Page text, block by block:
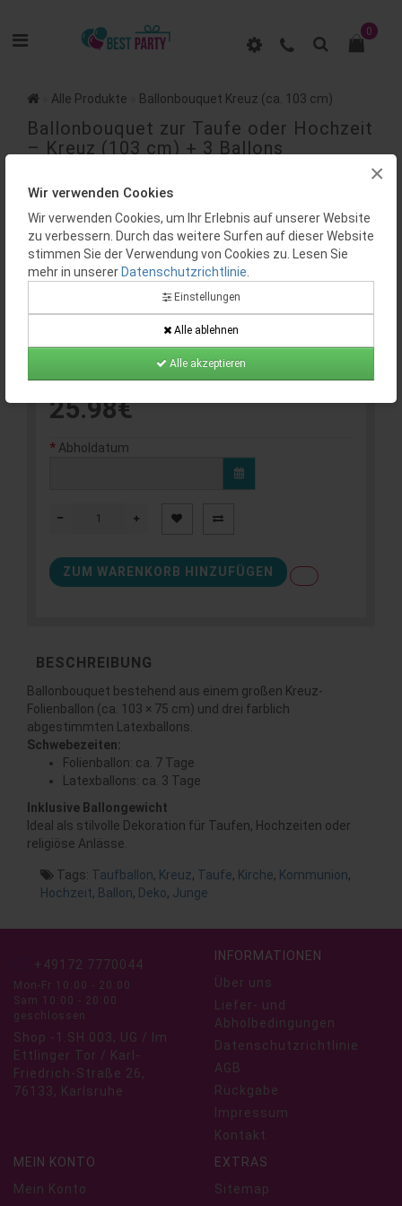
×
Wir verwenden Cookies
Wir verwenden Cookies, um Ihr Erlebnis auf unserer Website
zu verbessern. Durch das weitere Surfen auf dieser Website
stimmen Sie der Verwendung von Cookies zu. Lesen Sie
mehr in unserer Datenschutzrichtlinie
Einstellungen
Alle ablehnen
Alle akzeptieren
0
Alle Produkte Ballonbouquet Kreuz (ca. 103 cm)
Ballonbouquet zur Taufe oder Hochzeit
– Kreuz (103 cm) + 3 Ballons
BEWERTUNGEN (0)
BP0343
25.98€
Abholdatum
ZUM WARENKORB HINZUFÜGEN
BESCHREIBUNG
Ballonbouquet bestehend aus einem großen Kreuz-
Folienballon (ca. 103 × 75 cm) und drei farblich
abgestimmten Latexballons.
Schwebezeiten:
Folienballon: ca. 7 Tage
Latexballons: ca. 3 Tage
Inklusive Ballongewicht
Ideal als stilvolle Dekoration für Taufen, Hochzeiten oder
religiöse Anlässe.
Tags: Taufballon, Kreuz, Taufe, Kirche, Kommunion,
Hochzeit, Ballon, Deko, Junge
+49172 7770044
Mon-Fr 10:00 - 20:00
Sam 10:00 - 20:00
geschlossen
Shop -1.SH.003, UG / Im
Ettlinger Tor / Karl-
Friedrich-Straße 26,
76133, Karlsruhe
INFORMATIONEN
Über uns
Liefer- und
Abholbedingungen
Datenschutzrichtlinie
AGB
Rückgabe
Impressum
Kontakt
MEIN KONTO
Mein Konto
EXTRAS
Sitemap